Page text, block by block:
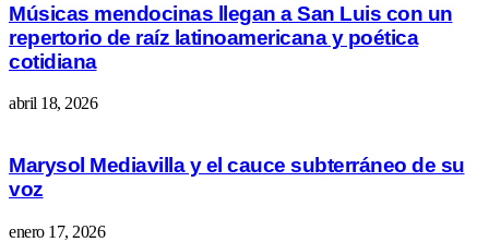
Músicas mendocinas llegan a San Luis con un
repertorio de raíz latinoamericana y poética
cotidiana
abril 18, 2026
Marysol Mediavilla y el cauce subterráneo de su
voz
enero 17, 2026